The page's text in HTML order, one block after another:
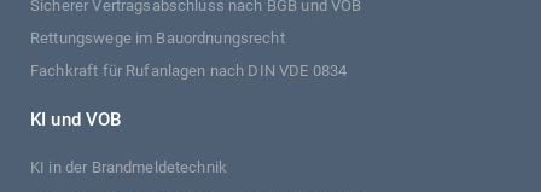
Sicherer Vertragsabschluss nach BGB und VOB
Rettungswege im Bauordnungsrecht
Fachkraft für Rufanlagen nach DIN VDE 0834
KI und VOB
KI in der Brandmeldetechnik